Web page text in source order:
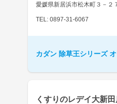
愛媛県新居浜市松木町３－２
TEL: 0897-31-6067
カダン 除草王シリーズ
くすりのレデイ大新